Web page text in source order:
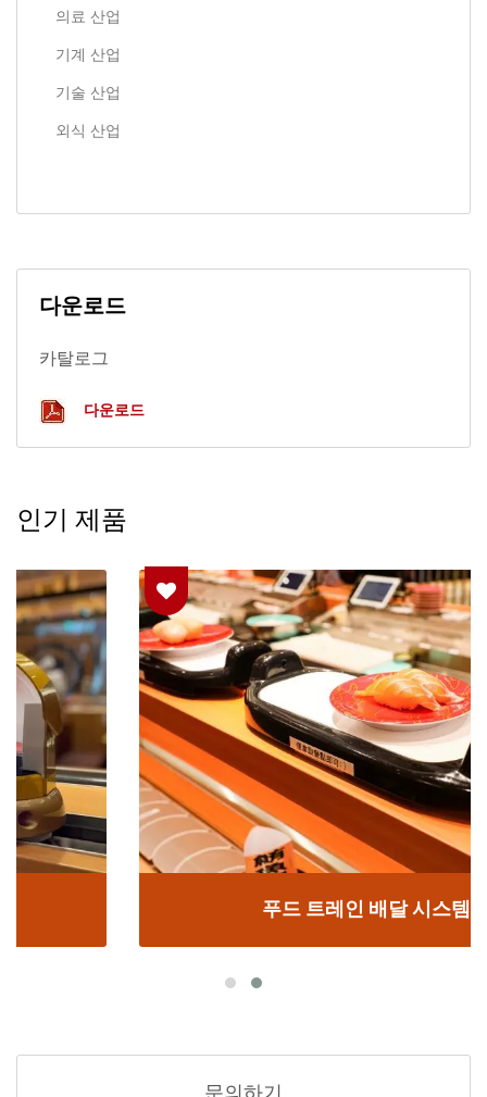
의료 산업
기계 산업
기술 산업
외식 산업
다운로드
카탈로그
다운로드
인기 제품
푸드 트레인 배달 시스템